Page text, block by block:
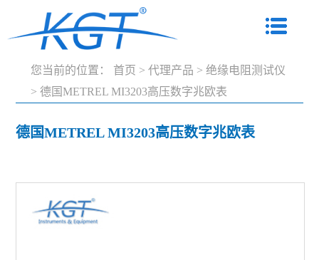
您当前的位置： 首页 > 代理产品 > 绝缘电阻测试仪
> 德国METREL MI3203高压数字兆欧表
德国METREL MI3203高压数字兆欧表